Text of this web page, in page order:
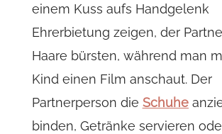
einem Kuss aufs Handgelenk
Ehrerbietung zeigen, der
Haare bürsten, während man
Kind einen Film anschaut. Der
Partnerperson die Schuhe
binden, Getränke servieren